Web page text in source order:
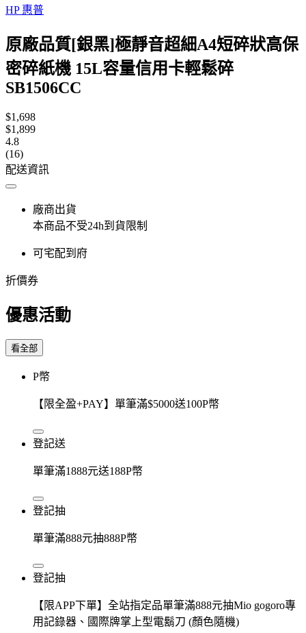
HP 惠普
原廠品質[銀黑]極靜音超細A4短碎狀高保
密碎紙機 15L容量信用卡輕鬆碎
SB1506CC
$1,698
$1,899
4.8
(16)
配送資訊
廠商出貨
本商品不受24h到貨限制
可宅配到府
折價券
優惠活動
看全部
P幣
【限全盈+PAY】單筆滿$5000送100P幣
登記送
單筆滿1888元送188P幣
登記抽
單筆滿888元抽888P幣
登記抽
【限APP下單】全站指定品單筆滿888元抽Mio gogoro專
用記錄器、國際牌掌上型電鬍刀 (顏色隨機)